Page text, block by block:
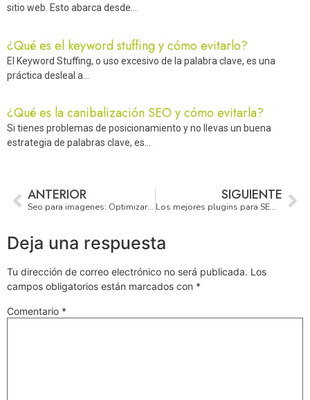
sitio web. Esto abarca desde…
¿Qué es el keyword stuffing y cómo evitarlo?
El Keyword Stuffing, o uso excesivo de la palabra clave, es una
práctica desleal a…
¿Qué es la canibalización SEO y cómo evitarla?
Si tienes problemas de posicionamiento y no llevas un buena
estrategia de palabras clave, es…
ANTERIOR
Seo para imagenes: Optimizar Imagenes para Web
SIGUIENTE
Los mejores plugins para SEO de WordPress
Deja una respuesta
Tu dirección de correo electrónico no será publicada. Los
campos obligatorios están marcados con *
Comentario *